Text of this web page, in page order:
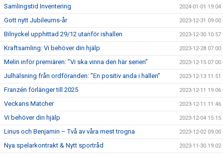
Samlingstid Inventering 2024-01-01 19:04
Gott nytt Jubileums-år 2023-12-31 09:00
Bilnyckel upphittad 29/12 utanför ishallen 2023-12-30 10:57
Kraftsamling: Vi behöver din hjälp 2023-12-28 07:00
Melin inför premiären: ”Vi ska vinna den här serien” 2023-12-15 07:00
Julhälsning från ordföranden: ”En positiv anda i hallen” 2023-12-13 11:51
Franzén förlänger till 2025 2023-12-11 19:06
Veckans Matcher 2023-12-11 11:46
Vi behöver din hjälp 2023-12-04 15:15
Linus och Benjamin – Två av våra mest trogna 2023-12-02 09:00
Nya spelarkontrakt & Nytt sportråd 2023-11-30 19:02